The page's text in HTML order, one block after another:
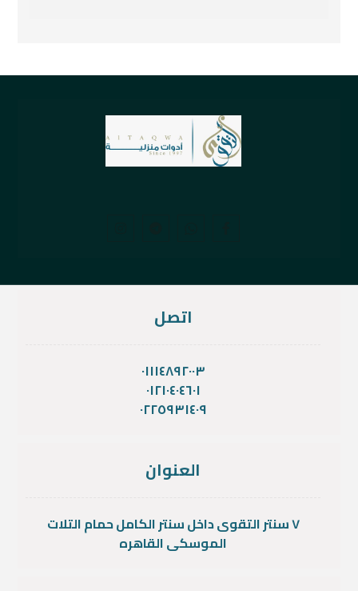
اتصل
٠١١١٤٨٩٢٠٠٣
٠١٢١٠٤٠٤٦٠١
٠٢٢٥٩٣١٤٠٩
العنوان
٧ سنتر التقوى داخل سنتر الكامل حمام التلات
الموسكى القاهره